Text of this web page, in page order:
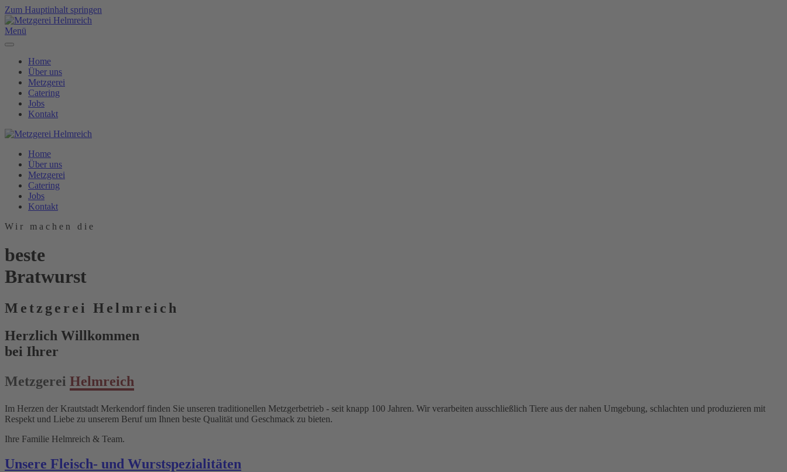
Zum Hauptinhalt springen
Menü
Home
Über uns
Metzgerei
Catering
Jobs
Kontakt
Home
Über uns
Metzgerei
Catering
Jobs
Kontakt
Wir machen die
beste
Brat­wurst
Metzgerei Helmreich
Herzlich Willkommen
bei Ihrer
Metzgerei Helmreich
Im Herzen der Krautstadt Merkendorf finden Sie unseren traditionellen Metzgerbetrieb - seit knapp 100 Jahren. Wir verarbeiten ausschließlich Tiere aus der nahen Umgebung, schlachten und produzieren mit
Respekt und Liebe zu unserem Beruf um Ihnen beste Qualität und Geschmack zu bieten.
Ihre Familie Helmreich & Team.
Unsere Fleisch- und Wurst­spezialitäten